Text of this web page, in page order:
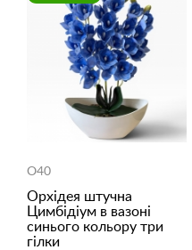
O40
Орхідея штучна
Цимбідіум в вазоні
синього кольору три
гілки